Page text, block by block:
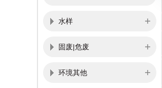
水样
固废|危废
环境其他